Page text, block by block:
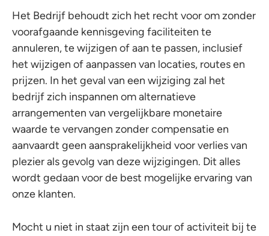
Het Bedrijf behoudt zich het recht voor om zonder
voorafgaande kennisgeving faciliteiten te
annuleren, te wijzigen of aan te passen, inclusief
het wijzigen of aanpassen van locaties, routes en
prijzen. In het geval van een wijziging zal het
bedrijf zich inspannen om alternatieve
arrangementen van vergelijkbare monetaire
waarde te vervangen zonder compensatie en
aanvaardt geen aansprakelijkheid voor verlies van
plezier als gevolg van deze wijzigingen. Dit alles
wordt gedaan voor de best mogelijke ervaring van
onze klanten.
Mocht u niet in staat zijn een tour of activiteit bij te